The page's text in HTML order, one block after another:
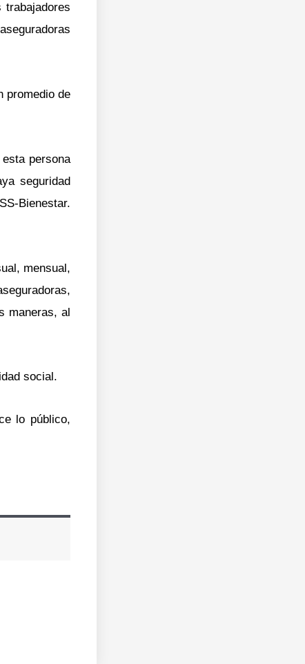
promedio de
persona
seguridad
Bienestar.
mensual,
maneras, al
social.
lo público,